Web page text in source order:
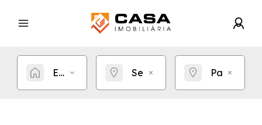
Estou procurando por... Serra Parque